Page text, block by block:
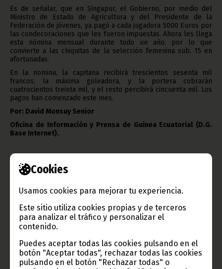
Cookies
Usamos cookies para mejorar tu experiencia.
Este sitio utiliza cookies propias y de terceros
para analizar el tráfico y personalizar el
contenido.
Puedes aceptar todas las cookies pulsando en el
botón "Aceptar todas", rechazar todas las cookies
pulsando en el botón "Rechazar todas" o
Es de señalar, que en Singapur, el Gobierno, por medio del
Ministro de Estado de Agricultura y del Presidente de la
Federación de jóvenes, ya pagó a cada jugadora 5000 Euros por
las condecoraciones que les fueron impuestas. Ahora les llega
esta nómina mensual durante todo un año, por lo que
convierte a las chiquitas de la selección femenina sub. 15 en
afortunadas.
En la nomina, la capitana recibirá trescientos sesenta mil
francos; la máxima goleadora, y la portera cobrarán
cuatrocientos treinta mil, y el resto percibirá cincuenta mil. Los
pagos han comenzado este mes.
Por: David Monsuy Senior
Oficina de Información y Prensa de Guinea Ecuatorial (D.G.
Base Internet).
Gobierno e Instituciones
Información de Guinea Ecuatorial